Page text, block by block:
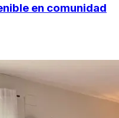
en comunidad